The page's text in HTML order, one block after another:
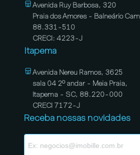
Avenida Ruy Barbosa, 320
Praia dos Amores - Balneário
88.331-510
CRECI: 4223-J
Itapema
Avenida Nereu Ramos, 3625
sala 04 2º andar - Meia Praia,
Itapema - SC, 88.220-000
CRECI 7172-J
Receba nossas novidades